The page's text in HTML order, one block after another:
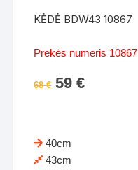
KĖDĖ BDW43 10867
Prekės numeris 10867
68€ Original
price
59€Current
price
40cm
43cm